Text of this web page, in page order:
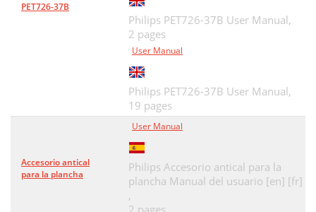
PET726-37B
Philips PET726-37B User Manual,
2 pages
User Manual
Philips PET726-37B User Manual,
19 pages
Accesorio antical
para la plancha
User Manual
Philips Accesorio antical para la
plancha Manual del usuario [en] [fr]
,
2 pages